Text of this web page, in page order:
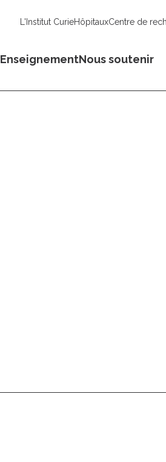
L'Institut CurieHôpitauxCentre de
EnseignementNous soutenir